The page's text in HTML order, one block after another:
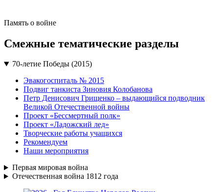
Память о войне
Смежные тематические разделы
70-летие Победы (2015)
Эвакогоспиталь № 2015
Подвиг танкиста Зиновия Колобанова
Петр Денисович Грищенко – выдающийся подводник
Великой Отечественной войны
Проект «Бессмертный полк»
Проект «Ладожский лед»
Творческие работы учащихся
Рекомендуем
Наши мероприятия
Первая мировая война
Отечественная война 1812 года